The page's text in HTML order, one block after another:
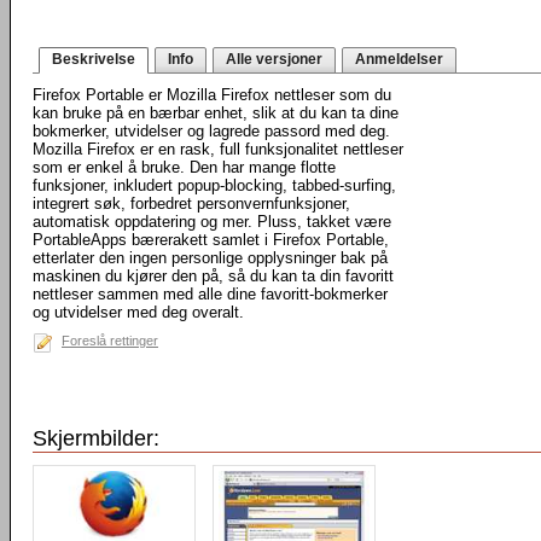
Beskrivelse Info Alle versjoner Anmeldelser
Firefox Portable er Mozilla Firefox nettleser som du
kan bruke på en bærbar enhet, slik at du kan ta dine
bokmerker, utvidelser og lagrede passord med deg.
Mozilla Firefox er en rask, full funksjonalitet nettleser
som er enkel å bruke. Den har mange flotte
funksjoner, inkludert popup-blocking, tabbed-surfing,
integrert søk, forbedret personvernfunksjoner,
automatisk oppdatering og mer. Pluss, takket være
PortableApps bærerakett samlet i Firefox Portable,
etterlater den ingen personlige opplysninger bak på
maskinen du kjører den på, så du kan ta din favoritt
nettleser sammen med alle dine favoritt-bokmerker
og utvidelser med deg overalt.
Foreslå rettinger
Skjermbilder: